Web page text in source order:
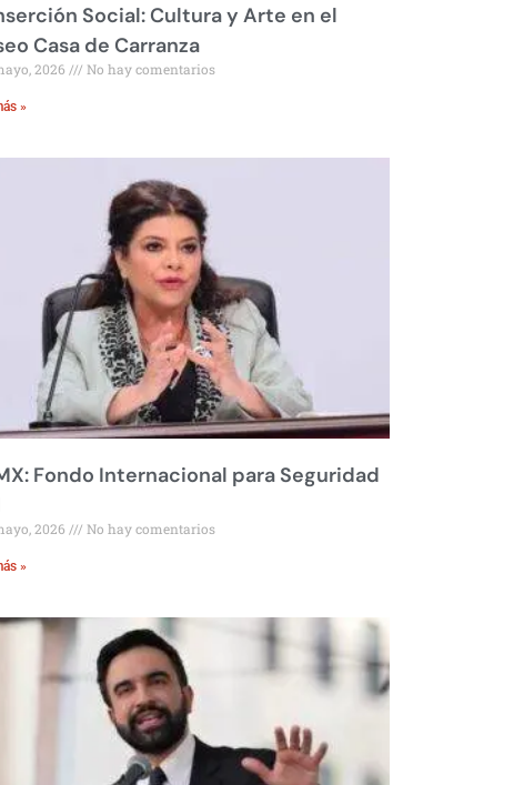
Social: Cultura y Arte en el
Casa de Carranza
2026 No hay comentarios
»
Fondo Internacional para Seguridad
2026 No hay comentarios
»